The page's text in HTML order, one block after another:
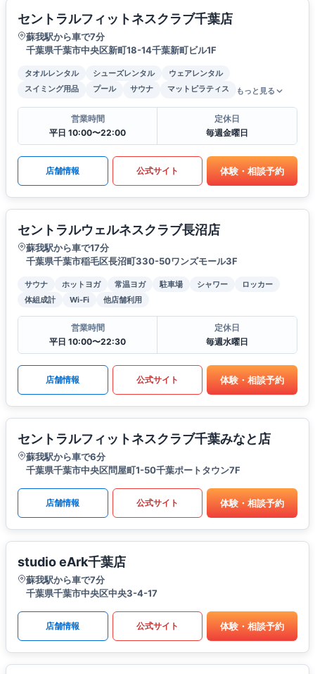
セントラルフィットネスクラブ千葉店
蘇我駅から車で7分
千葉県千葉市中央区新町18-14千葉新町ビル1F
タオルレンタル シューズレンタル
ウェアレンタル
スイミング用品
プール サウナ マットピラティス もっと見る
営業時間
平日 10:00〜22:00
定休日
毎週金曜日
店舗情報 公式サイト 体験・相談予約
セントラルウェルネスクラブ長沼店
蘇我駅から車で17分
千葉県千葉市稲毛区長沼町330-50ワンズモール3F
サウナ ホットヨガ 常温ヨガ 駐車場 シャワー
ロッカー
体組成計
Wi-Fi 他店舗利用
営業時間
平日 10:00〜22:30
定休日
毎週水曜日
店舗情報 公式サイト 体験・相談予約
セントラルフィットネスクラブ千葉みなと店
蘇我駅から車で6分
千葉県千葉市中央区問屋町1-50千葉ポートタウン7F
店舗情報 公式サイト 体験・相談予約
studio eArk千葉店
蘇我駅から車で7分
千葉県千葉市中央区中央3-4-17
店舗情報 公式サイト 体験・相談予約